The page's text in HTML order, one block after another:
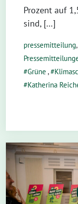
Prozent auf
sind, […]
pressemitteilung,
Grüne ,
Katherina